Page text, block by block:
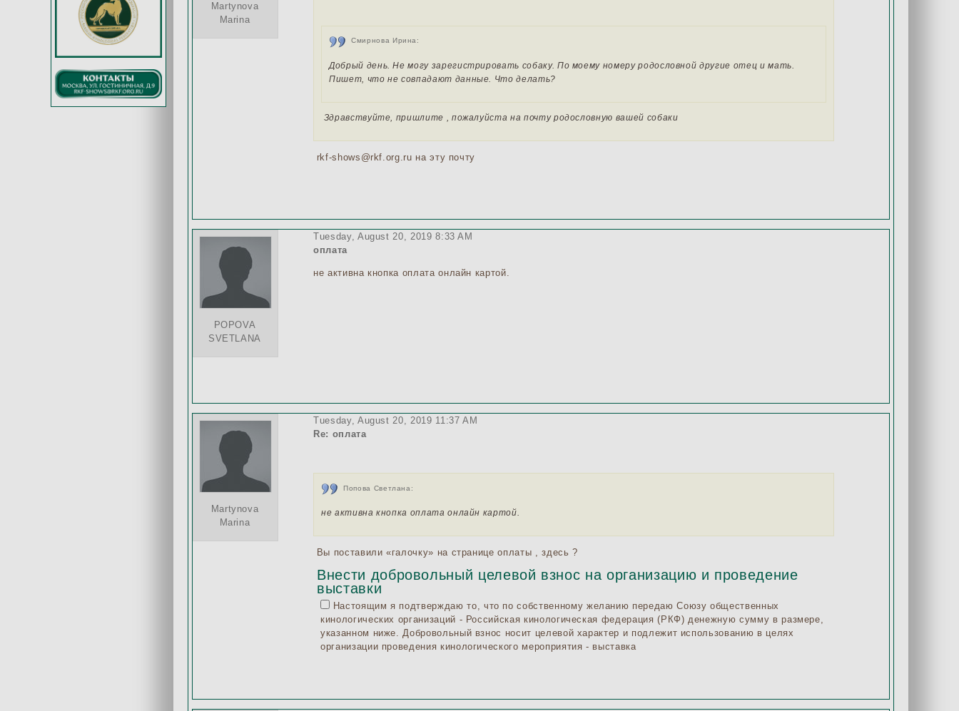
Martynova
Marina
Смирнова Ирина:
Добрый день. Не могу зарегистрировать собаку. По моему номеру родословной другие отец и мать.
Пишет, что не совпадают данные. Что делать?
Здравствуйте, пришлите , пожалуйста на почту родословную вашей собаки
rkf-shows@rkf.org.ru на эту почту
POPOVA
SVETLANA
Tuesday, August 20, 2019 8:33 AM
оплата
не активна кнопка оплата онлайн картой.
Martynova
Marina
Tuesday, August 20, 2019 11:37 AM
Re: оплата
Попова Светлана:
не активна кнопка оплата онлайн картой.
Вы поставили «галочку» на странице оплаты , здесь ?
Внести добровольный целевой взнос на организацию и проведение
выставки
Настоящим я подтверждаю то, что по собственному желанию передаю Союзу общественных
кинологических организаций - Российская кинологическая федерация (РКФ) денежную сумму в размере,
указанном ниже. Добровольный взнос носит целевой характер и подлежит использованию в целях
организации проведения кинологического мероприятия - выставка